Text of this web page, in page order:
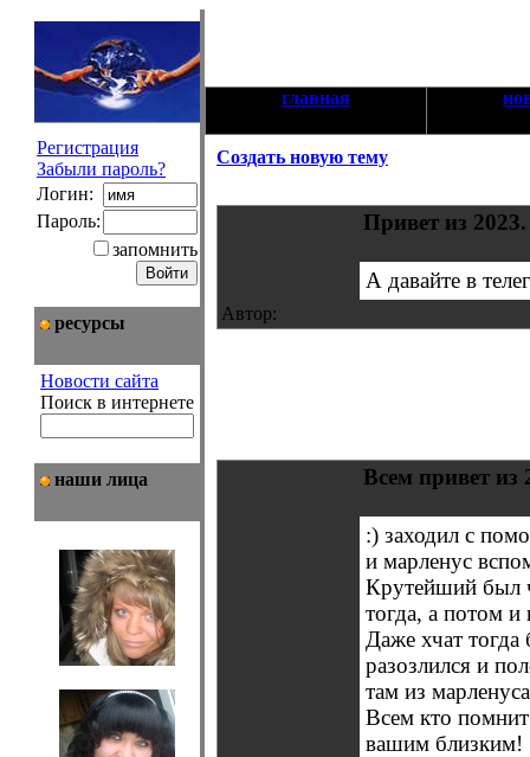
главная
Регистрация
Забыли пароль?
Логин:
Пароль:
запомнить
ресурсы
Новости сайта
Поиск в интернете
наши лица
Создать новую тему
Привет из 2023.
А давайте в
Автор:
Всем привет из
:) заходил с
и марленус
Крутейший был
тогда, а потом и
Даже хчат
разозлился и
там из
Всем кто
вашим близким!